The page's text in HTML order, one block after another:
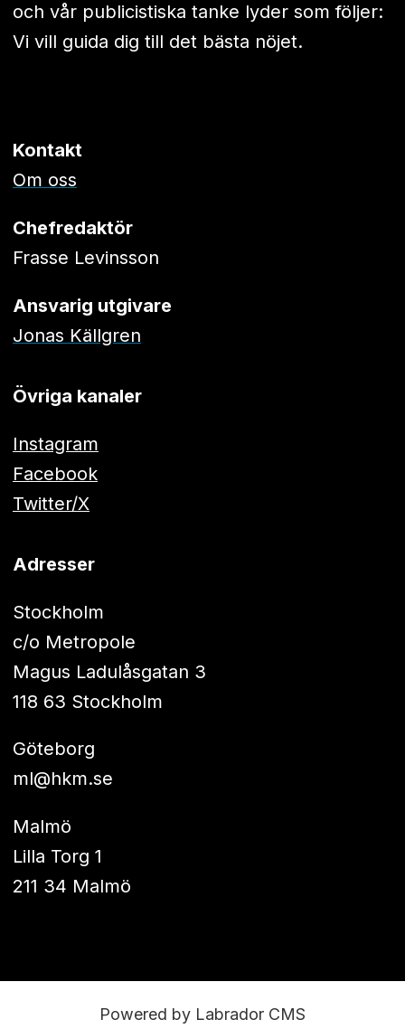
och vår publicistiska tanke lyder som följer:
Vi vill guida dig till det bästa nöjet.
Kontakt
Om oss
Chefredaktör
Frasse Levinsson
Ansvarig utgivare
Jonas Källgren
Övriga kanaler
Instagram
Facebook
Twitter/X
Adresser
Stockholm
c/o Metropole
Magus Ladulåsgatan 3
118 63 Stockholm
Göteborg
ml@hkm.se
Malmö
Lilla Torg 1
211 34 Malmö
Powered by Labrador CMS